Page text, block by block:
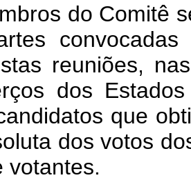
do Comitê
reuniões,
dos
que
dos votos
votantes.